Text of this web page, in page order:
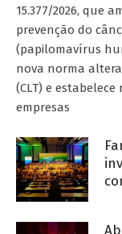
15.377/2026, que
prevenção do
(papilomavírus
nova norma
(CLT) e
empresas